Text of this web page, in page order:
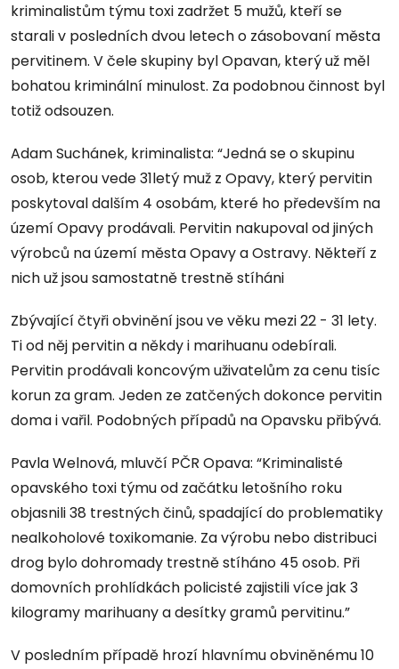
kriminalistům týmu toxi zadržet 5 mužů, kteří se
starali v posledních dvou letech o zásobovaní města
pervitinem. V čele skupiny byl Opavan, který už měl
bohatou kriminální minulost. Za podobnou činnost byl
totiž odsouzen.
Adam Suchánek, kriminalista: “Jedná se o skupinu
osob, kterou vede 31letý muž z Opavy, který pervitin
poskytoval dalším 4 osobám, které ho především na
území Opavy prodávali. Pervitin nakupoval od jiných
výrobců na území města Opavy a Ostravy. Někteří z
nich už jsou samostatně trestně stíháni
Zbývající čtyři obvinění jsou ve věku mezi 22 - 31 lety.
Ti od něj pervitin a někdy i marihuanu odebírali.
Pervitin prodávali koncovým uživatelům za cenu tisíc
korun za gram. Jeden ze zatčených dokonce pervitin
doma i vařil. Podobných případů na Opavsku přibývá.
Pavla Welnová, mluvčí PČR Opava: “Kriminalisté
opavského toxi týmu od začátku letošního roku
objasnili 38 trestných činů, spadající do problematiky
nealkoholové toxikomanie. Za výrobu nebo distribuci
drog bylo dohromady trestně stíháno 45 osob. Při
domovních prohlídkách policisté zajistili více jak 3
kilogramy marihuany a desítky gramů pervitinu.”
V posledním případě hrozí hlavnímu obviněnému 10